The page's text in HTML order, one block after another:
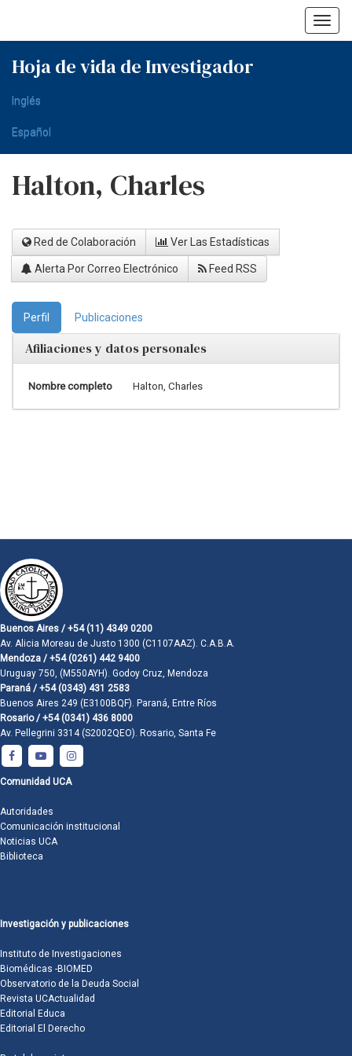
Hoja de vida de Investigador
Inglés
Español
Halton, Charles
Red de Colaboración Ver Las Estadísticas
Alerta Por Correo Electrónico Feed RSS
Perfil Publicaciones
Afiliaciones y datos personales
Nombre completo Halton, Charles
Buenos Aires / +54 (11) 4349 0200
Av. Alicia Moreau de Justo 1300 (C1107AAZ). C.A.B.A.
Mendoza / +54 (0261) 442 9400
Uruguay 750, (M550AYH). Godoy Cruz, Mendoza
Paraná / +54 (0343) 431 2583
Buenos Aires 249 (E3100BQF). Paraná, Entre Ríos
Rosario / +54 (0341) 436 8000
Av. Pellegrini 3314 (S2002QEO). Rosario, Santa Fe
Comunidad UCA
Autoridades
Comunicación institucional
Noticias UCA
Biblioteca
Investigación y publicaciones
Instituto de Investigaciones
Biomédicas -BIOMED
Observatorio de la Deuda Social
Revista UCActualidad
Editorial Educa
Editorial El Derecho